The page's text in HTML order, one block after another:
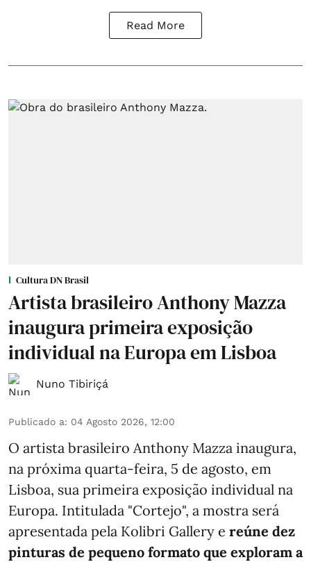
Read More
Cultura DN Brasil
Artista brasileiro Anthony Mazza
inaugura primeira exposição
individual na Europa em Lisboa
Nuno Tibiriçá
Publicado a: 04 Agosto 2026, 12:00
O artista brasileiro Anthony Mazza inaugura,
na próxima quarta-feira, 5 de agosto, em
Lisboa, sua primeira exposição individual na
Europa. Intitulada "Cortejo", a mostra será
apresentada pela Kolibri Gallery e reúne dez
pinturas de pequeno formato que exploram a